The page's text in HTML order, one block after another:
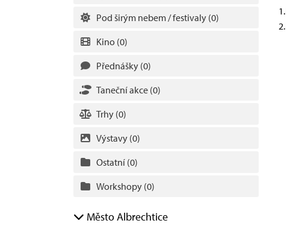
Pod širým nebem / festivaly (0)
Kino (0)
Přednášky (0)
Taneční akce (0)
Trhy (0)
Výstavy (0)
Ostatní (0)
Workshopy (0)
Město Albrechtice